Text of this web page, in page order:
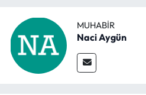
MUHABIR
Naci Aygün
Uğurludağ Haberleri
Yaşam